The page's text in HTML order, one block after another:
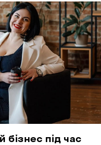
що це дозволить
впродовж трьох
бізнес під час